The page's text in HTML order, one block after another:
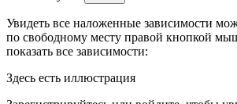
Увидеть все наложенные зависимости
по свободному месту правой кнопкой
показать все зависимости:
Здесь есть иллюстрация